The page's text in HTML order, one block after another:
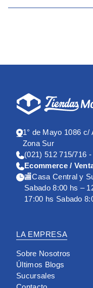
1° de Mayo 1086 c/
Zona Sur
(021) 512 715/716
Ecommerce /
🏬Casa Central y
Sabado 8:00 hs –
17:00 hs Sabado
LA EMPRESA
Sobre Nosotros
Últimos Blogs
Sucursales